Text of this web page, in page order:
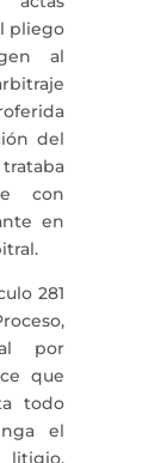
pliego
al
del
con
en
281
por
que
todo
el
litigio,